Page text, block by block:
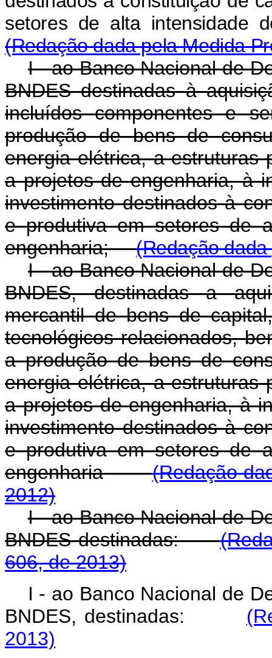
setores de alta
(Redação dada pela Medida
I - ao Banco Nacional de
BNDES destinadas à
incluídos componentes e
produção de bens de
energia elétrica, a estruturas
a projetos de engenharia, à
investimento destinados à
e produtiva em setores de
engenharia;
(Redação
I - ao Banco Nacional de
BNDES, destinadas a
mercantil de bens de
tecnológicos relacionados,
a produção de bens de
energia elétrica, a estruturas
a projetos de engenharia, à
investimento destinados à
e produtiva em setores de
engenharia(Redação
2012)
I - ao Banco Nacional de
BNDES destinadas:
606, de 2013)
I - ao Banco Nacional de
BNDES, destinadas:
2013)